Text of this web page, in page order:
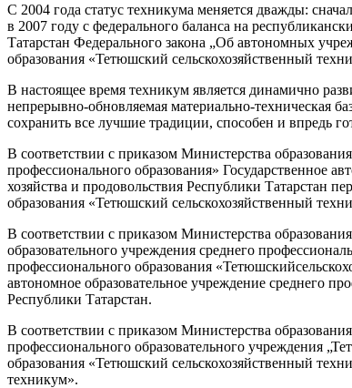
С 2004 года статус техникума меняется дважды:
в 2007 году с федерального баланса на
Татарстан Федерального закона „Об автономных
образования «Тетюшский сельскохозяйственный
В настоящее время техникум является динамично
непрерывно-обновляемая материально-техническая
сохранить все лучшие традиции, способен и впредь
В соответствии с приказом Министерства
профессионального образования» Государственное
хозяйства и продовольствия Республики Татарстан
образования «Тетюшский сельскохозяйственный
В соответствии с приказом Министерства
образовательного учреждения среднего
профессионального образования
автономное образовательное учреждение среднего
Республики Татарстан.
В соответствии с приказом Министерства
профессионального образовательного учреждения
образования «Тетюшский сельскохозяйственный
техникум».